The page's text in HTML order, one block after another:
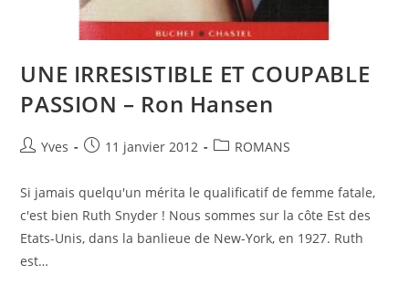
UNE IRRESISTIBLE ET COUPABLE
PASSION – Ron Hansen
Yves 11 janvier 2012 ROMANS
Si jamais quelqu'un mérita le qualificatif de femme fatale,
c'est bien Ruth Snyder ! Nous sommes sur la côte Est des
Etats-Unis, dans la banlieue de New-York, en 1927. Ruth
est…